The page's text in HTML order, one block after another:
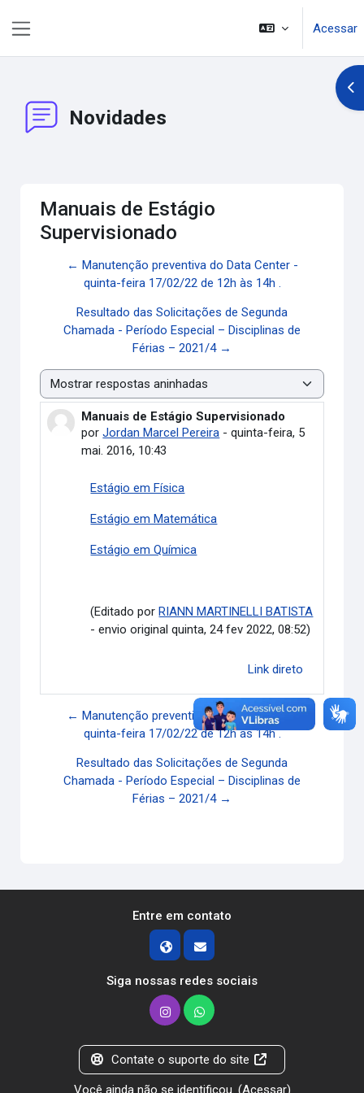
Acessar
Novidades
Manuais de Estágio
Supervisionado
← Manutenção preventiva do Data Center -
quinta-feira 17/02/22 de 12h às 14h .
Resultado das Solicitações de Segunda
Chamada - Período Especial – Disciplinas de
Férias – 2021/4 →
Modo de visualização
Manuais de Estágio Supervisionado
porJordan Marcel Pereira -quinta-feira, 5
mai. 2016, 10:43
Número de respostas: 0
Estágio em Física
Estágio em Matemática
Estágio em Química
(Editado porRIANN MARTINELLI BATISTA
- envio original quinta, 24 fev 2022, 08:52)
Link direto
← Manutenção preventiva do Data Center -
quinta-feira 17/02/22 de 12h às 14h .
Resultado das Solicitações de Segunda
Chamada - Período Especial – Disciplinas de
Férias – 2021/4 →
Entre em contato
Siga nossas redes sociais
Contate o suporte do site
Você ainda não se identificou. (Acessar)